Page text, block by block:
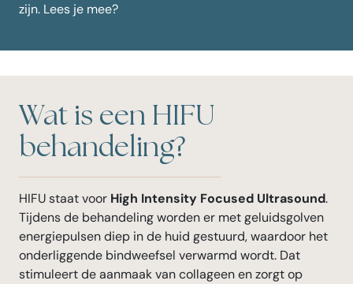
zijn. Lees je mee?
Wat is een HIFU
behandeling?
HIFU staat voor High Intensity Focused Ultrasound.
Tijdens de behandeling worden er met geluidsgolven
energiepulsen diep in de huid gestuurd, waardoor het
onderliggende bindweefsel verwarmd wordt. Dat
stimuleert de aanmaak van collageen en zorgt op